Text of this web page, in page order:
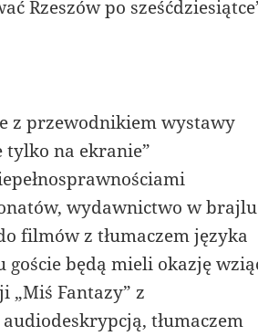
Rzeszów po
z przewodnikiem wystawy
tylko na ekranie”
wydawnictwo w
filmów z tłumaczem języka
będą mieli okazję
„Miś Fantazy” z
tłumaczem